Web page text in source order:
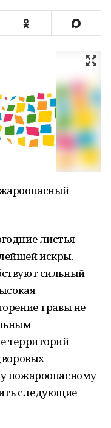
листья
искры.
сильный
травы не
территорий
пожароопасному
следующие